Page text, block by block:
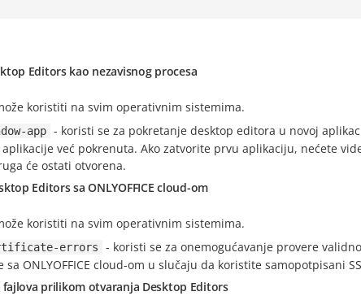
Editors kao nezavisnog procesa
koristiti na svim operativnim sistemima.
app - koristi se za pokretanje desktop editora u novoj
već pokrenuta. Ako zatvorite prvu aplikaciju, nećete
će ostati otvorena.
Editors sa ONLYOFFICE cloud-om
koristiti na svim operativnim sistemima.
errors
- koristi se za onemogućavanje provere
ONLYOFFICE cloud-om u slučaju da koristite samopotpisani
prilikom otvaranja Desktop Editors